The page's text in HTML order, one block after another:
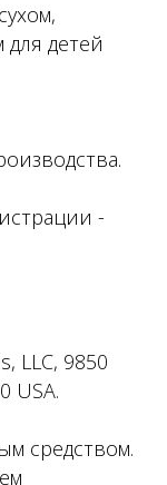
детей
-
LLC, 9850
USA.
средством.